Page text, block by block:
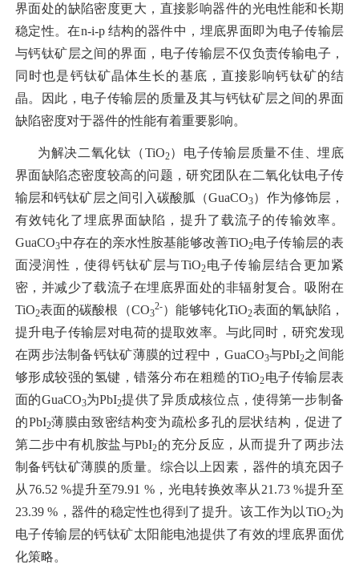
界面处的缺陷密度更大，直接影响器件的光电性能和长期
稳定性。在n-i-p 结构的器件中，埋底界面即为电子传输层
与钙钛矿层之间的界面，电子传输层不仅负责传输电子，
同时也是钙钛矿晶体生长的基底，直接影响钙钛矿的结
晶。因此，电子传输层的质量及其与钙钛矿层之间的界面
缺陷密度对于器件的性能有着重要影响。
为解决二氧化钛（TiO2）电子传输层质量不佳、埋底
界面缺陷态密度较高的问题，研究团队在二氧化钛电子传
输层和钙钛矿层之间引入碳酸胍（GuaCO3）作为修饰层，
有效钝化了埋底界面缺陷，提升了载流子的传输效率。
GuaCO3中存在的亲水性胺基能够改善TiO2电子传输层的表
面浸润性，使得钙钛矿层与TiO2电子传输层结合更加紧
密，并减少了载流子在埋底界面处的非辐射复合。吸附在
TiO2表面的碳酸根（CO3
2-）能够钝化TiO2表面的氧缺陷，
提升电子传输层对电荷的提取效率。与此同时，研究发现
在两步法制备钙钛矿薄膜的过程中，GuaCO3与PbI2之间能
够形成较强的氢键，错落分布在粗糙的TiO2电子传输层表
面的GuaCO3为PbI2提供了异质成核位点，使得第一步制备
的PbI2薄膜由致密结构变为疏松多孔的层状结构，促进了
第二步中有机胺盐与PbI2的充分反应，从而提升了两步法
制备钙钛矿薄膜的质量。综合以上因素，器件的填充因子
从76.52 %提升至79.91 %，光电转换效率从21.73 %提升至
23.39 %，器件的稳定性也得到了提升。该工作为以TiO2为
电子传输层的钙钛矿太阳能电池提供了有效的埋底界面优
化策略。